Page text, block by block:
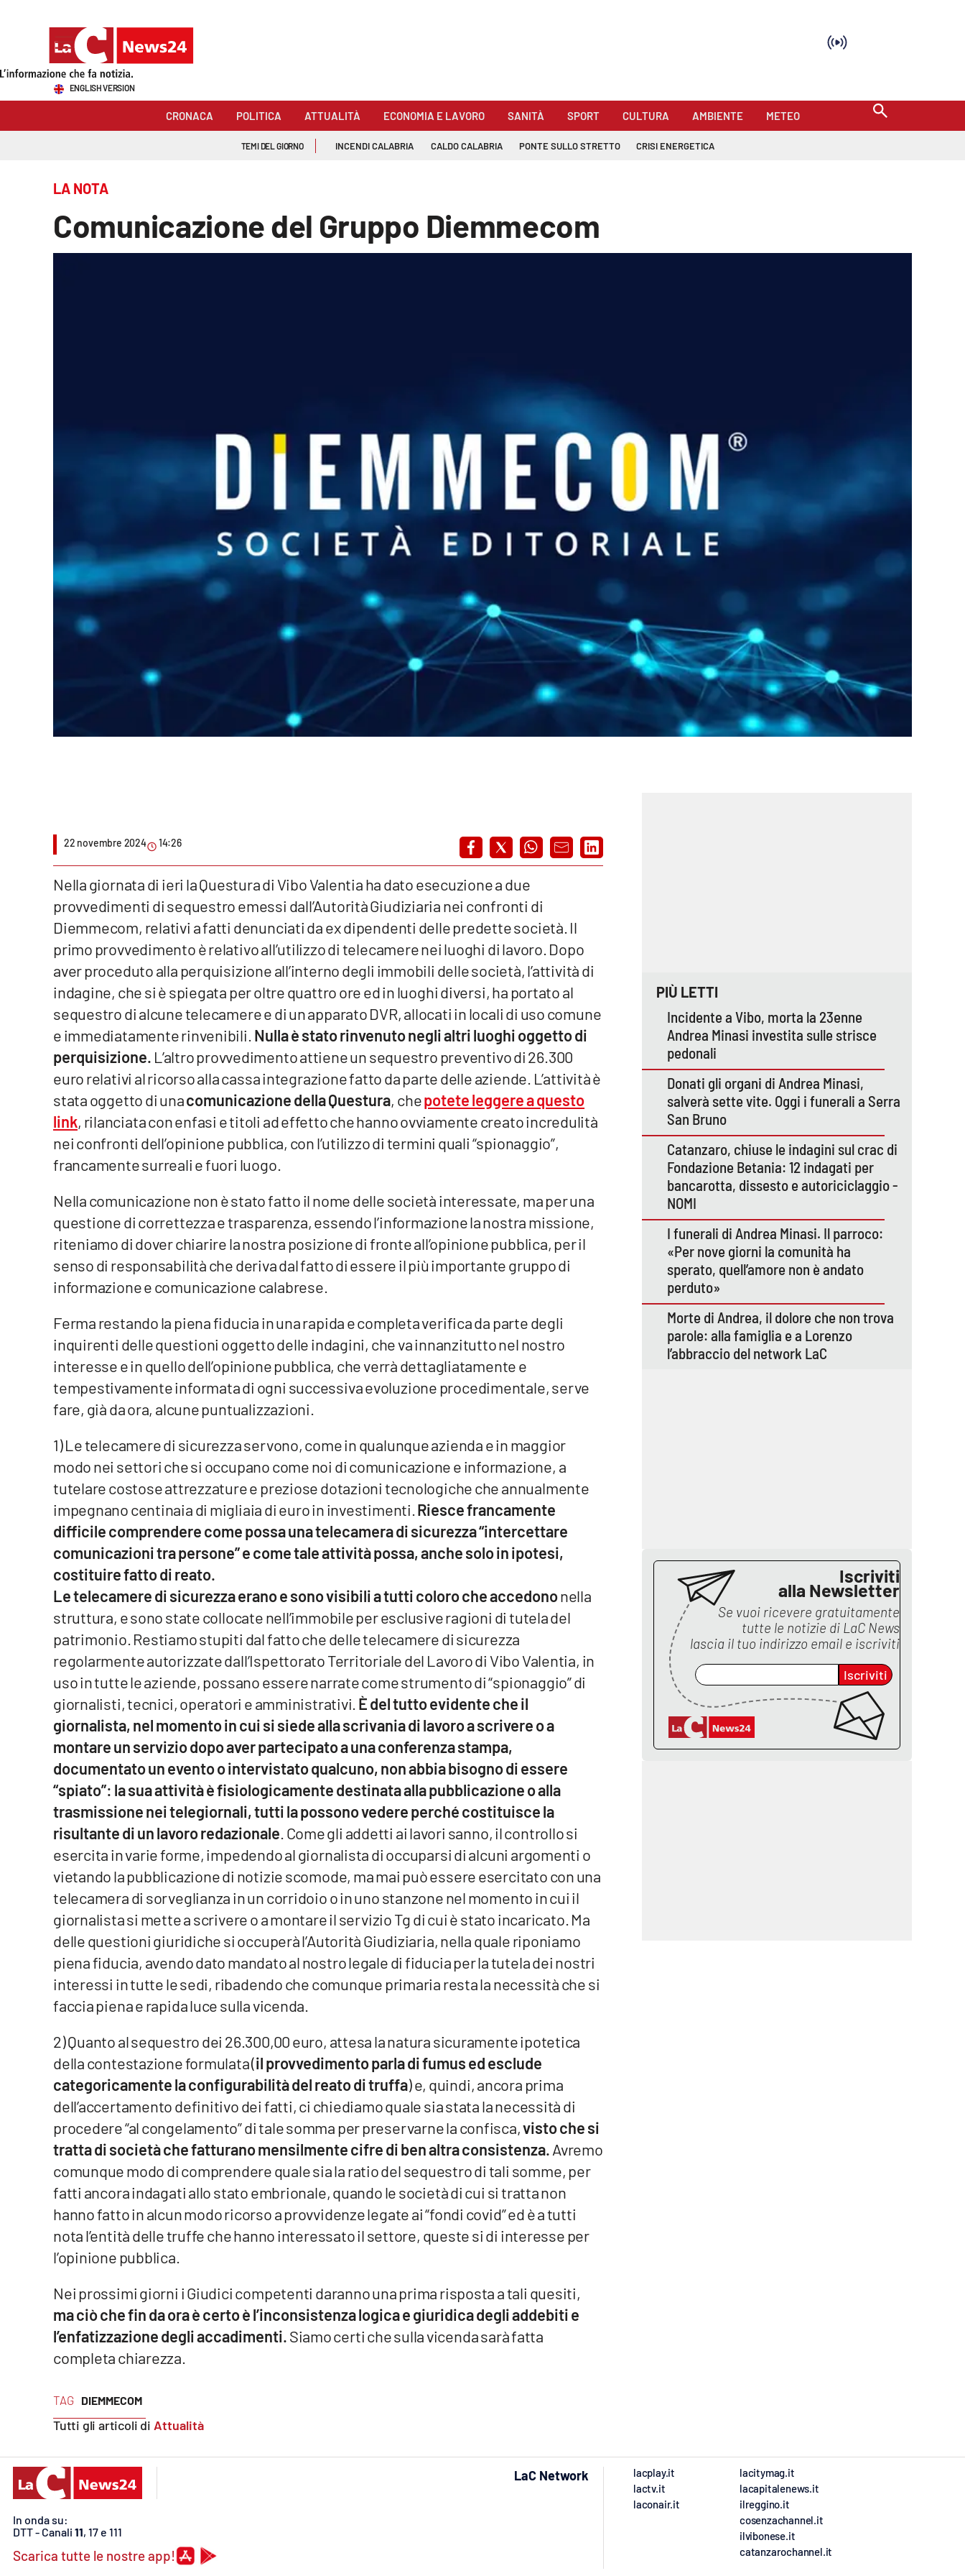
Sezioni
Economia e lavoro
Italia Mondo
Parchi Marini Calabria
Leggendo Alvaro insieme
Imprese Di Calabria
Le perfidie di Antonella Grippo
Venti di comunicazione
Streaming
Vibo Valentia
Reggio Calabria
Lamezia Terme
Buona Sanità Calabria
Calabriavisione
Destinazioni
Lacitymag.it
Lacapitalenews.it
Cosenzachannel.it
Ilvibonese.it
Catanzarochannel.it
Vai
ENGLISH VERSION
CRONACA POLITICA ATTUALITÀ ECONOMIA E LAVORO SANITÀ SPORT CULTURA AMBIENTE METEO
TEMI DEL GIORNO INCENDI CALABRIA CALDO CALABRIA PONTE SULLO STRETTO CRISI ENERGETICA
LA NOTA
Comunicazione del Gruppo Diemmecom
22 novembre 2024 14:26
TAG DIEMMECOM
Tutti gli articoli di Attualità
Nella giornata di ieri la Questura di Vibo Valentia ha dato esecuzione a due
provvedimenti di sequestro emessi dall’Autorità Giudiziaria nei confronti di
Diemmecom, relativi a fatti denunciati da ex dipendenti delle predette società. Il
primo provvedimento è relativo all’utilizzo di telecamere nei luoghi di lavoro. Dopo
aver proceduto alla perquisizione all’interno degli immobili delle società, l’attività di
indagine, che si è spiegata per oltre quattro ore ed in luoghi diversi, ha portato al
sequestro di alcune telecamere e di un apparato DVR, allocati in locali di uso comune
e immediatamente rinvenibili. Nulla è stato rinvenuto negli altri luoghi oggetto di
perquisizione. L’altro provvedimento attiene un sequestro preventivo di 26.300
euro relativi al ricorso alla cassa integrazione fatto da parte delle aziende. L’attività è
stata oggetto di unacomunicazione della Questura, chepotete leggere a questo
link, rilanciata con enfasi e titoli ad effetto che hanno ovviamente creato incredulità
nei confronti dell’opinione pubblica, con l’utilizzo di termini quali “spionaggio”,
francamente surreali e fuori luogo.
Nella comunicazione non è stato fatto il nome delle società interessate, ma per una
questione di correttezza e trasparenza, essendo l’informazione la nostra missione,
riteniamo di dover chiarire la nostra posizione di fronte all’opinione pubblica, per il
senso di responsabilità che deriva dal fatto di essere il più importante gruppo di
informazione e comunicazione calabrese.
Ferma restando la piena fiducia in una rapida e completa verifica da parte degli
inquirenti delle questioni oggetto delle indagini, che va innanzitutto nel nostro
interesse e in quello dell’opinione pubblica, che verrà dettagliatamente e
tempestivamente informata di ogni successiva evoluzione procedimentale, serve
fare, già da ora, alcune puntualizzazioni.
1) Le telecamere di sicurezza servono, come in qualunque azienda e in maggior
modo nei settori che si occupano come noi di comunicazione e informazione, a
tutelare costose attrezzature e preziose dotazioni tecnologiche che annualmente
impegnano centinaia di migliaia di euro in investimenti. Riesce francamente
difficile comprendere come possa una telecamera di sicurezza “intercettare
comunicazioni tra persone” e come tale attività possa, anche solo in ipotesi,
costituire fatto di reato.
Le telecamere di sicurezza erano e sono visibili a tutti coloro che accedononella
struttura, e sono state collocate nell’immobile per esclusive ragioni di tutela del
patrimonio. Restiamo stupiti dal fatto che delle telecamere di sicurezza
regolarmente autorizzate dall’Ispettorato Territoriale del Lavoro di Vibo Valentia, in
uso in tutte le aziende, possano essere narrate come strumento di “spionaggio” di
giornalisti, tecnici, operatori e amministrativi. È del tutto evidente che il
giornalista, nel momento in cui si siede alla scrivania di lavoro a scrivere o a
montare un servizio dopo aver partecipato a una conferenza stampa,
documentato un evento o intervistato qualcuno, non abbia bisogno di essere
“spiato”: la sua attività è fisiologicamente destinata alla pubblicazione o alla
trasmissione nei telegiornali, tutti la possono vedere perché costituisce la
risultante di un lavoro redazionale . Come gli addetti ai lavori sanno, il controllo si
esercita in varie forme, impedendo al giornalista di occuparsi di alcuni argomenti o
vietando la pubblicazione di notizie scomode, ma mai può essere esercitato con una
telecamera di sorveglianza in un corridoio o in uno stanzone nel momento in cui il
giornalista si mette a scrivere o a montare il servizio Tg di cui è stato incaricato. Ma
delle questioni giuridiche si occuperà l’Autorità Giudiziaria, nella quale riponiamo
piena fiducia, avendo dato mandato al nostro legale di fiducia per la tutela dei nostri
interessi in tutte le sedi, ribadendo che comunque primaria resta la necessità che si
faccia piena e rapida luce sulla vicenda.
2) Quanto al sequestro dei 26.300,00 euro, attesa la natura sicuramente ipotetica
della contestazione formulata (il provvedimento parla di fumus ed esclude
categoricamente la configurabilità del reato di truffa) e, quindi, ancora prima
dell’accertamento definitivo dei fatti, ci chiediamo quale sia stata la necessità di
procedere “al congelamento” di tale somma per preservarne la confisca,visto che si
tratta di società che fatturano mensilmente cifre di ben altra consistenza.Avremo
comunque modo di comprendere quale sia la ratio del sequestro di tali somme, per
fatti ancora indagati allo stato embrionale, quando le società di cui si tratta non
hanno fatto in alcun modo ricorso a provvidenze legate ai “fondi covid” ed è a tutti
nota l’entità delle truffe che hanno interessato il settore, queste si di interesse per
l’opinione pubblica.
Nei prossimi giorni i Giudici competenti daranno una prima risposta a tali quesiti,
ma ciò che fin da ora è certo è l’inconsistenza logica e giuridica degli addebiti e
l’enfatizzazione degli accadimenti.Siamo certi che sulla vicenda sarà fatta
completa chiarezza.
PIÙ LETTI
Incidente a Vibo, morta la 23enne
Andrea Minasi investita sulle strisce
pedonali
Donati gli organi di Andrea Minasi,
salverà sette vite. Oggi i funerali a Serra
San Bruno
Catanzaro, chiuse le indagini sul crac di
Fondazione Betania: 12 indagati per
bancarotta, dissesto e autoriciclaggio -
NOMI
I funerali di Andrea Minasi. Il parroco:
«Per nove giorni la comunità ha
sperato, quell’amore non è andato
perduto»
Morte di Andrea, il dolore che non trova
parole: alla famiglia e a Lorenzo
l’abbraccio del network LaC
Iscriviti
alla Newsletter
Se vuoi ricevere gratuitamente
tutte le notizie di LaC News
lascia il tuo indirizzo email e iscriviti
Iscriviti
In onda su:
DTT - Canali 11, 17 e 111
Scarica tutte le nostre app!
LaC Network
lacplay.it
lactv.it
laconair.it
lacitymag.it
lacapitalenews.it
ilreggino.it
cosenzachannel.it
ilvibonese.it
catanzarochannel.it